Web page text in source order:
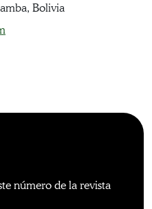
Bolivia
número de la revista